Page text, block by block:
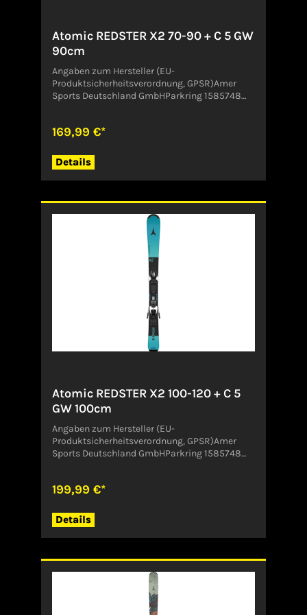
Atomic REDSTER X2 70-90 + C 5 GW
90cm
Angaben zum Hersteller (EU-
Produktsicherheitsverordnung, GPSR)Amer
Sports Deutschland GmbHParkring 1585748
169,99 €*
Details
Atomic REDSTER X2 100-120 + C 5
GW 100cm
Angaben zum Hersteller (EU-
Produktsicherheitsverordnung, GPSR)Amer
Sports Deutschland GmbHParkring 1585748
199,99 €*
Details